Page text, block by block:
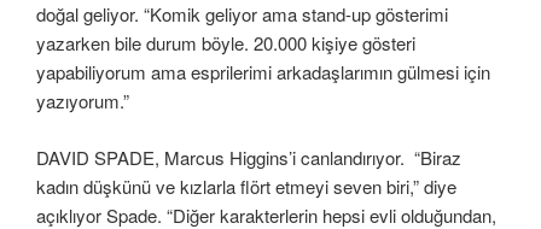
doğal geliyor. “Komik geliyor ama stand-up gösterimi
yazarken bile durum böyle. 20.000 kişiye gösteri
yapabiliyorum ama esprilerimi arkadaşlarımın gülmesi için
yazıyorum.”
DAVID SPADE, Marcus Higgins’i canlandırıyor. “Biraz
kadın düşkünü ve kızlarla flört etmeyi seven biri,” diye
açıklıyor Spade. “Diğer karakterlerin hepsi evli olduğundan,